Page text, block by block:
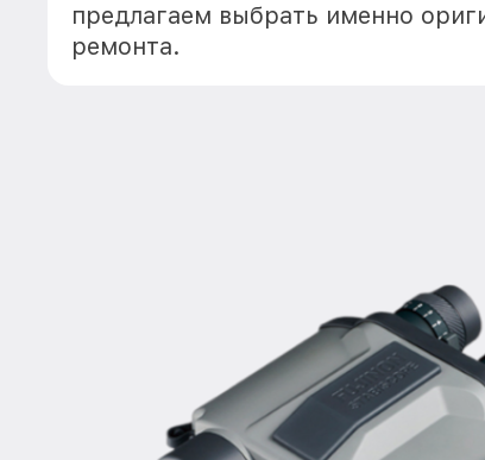
предлагаем выбрать именно
ремонта.